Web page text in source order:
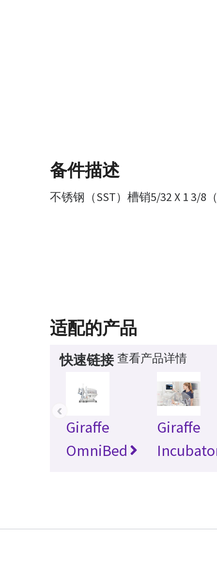
备件描述
不锈钢（SST）槽销5/32 X 1 3/8
适配的产品
快速链接 查看产品详情
Giraffe
OmniBed
Giraffe
‹